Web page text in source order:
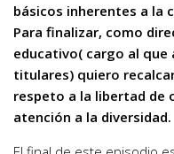
básicos inherentes a la
Para finalizar, como
educativo( cargo al que
titulares) quiero
respeto a la libertad de
atención a la diversidad.